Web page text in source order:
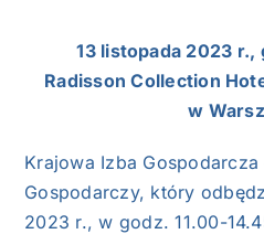
MARKA ŚLĄSKIE
13 listopada 2023 r.,
Radisson Collection
w
Krajowa Izba
Gospodarczy, który
2023 r., w godz. 11.00-